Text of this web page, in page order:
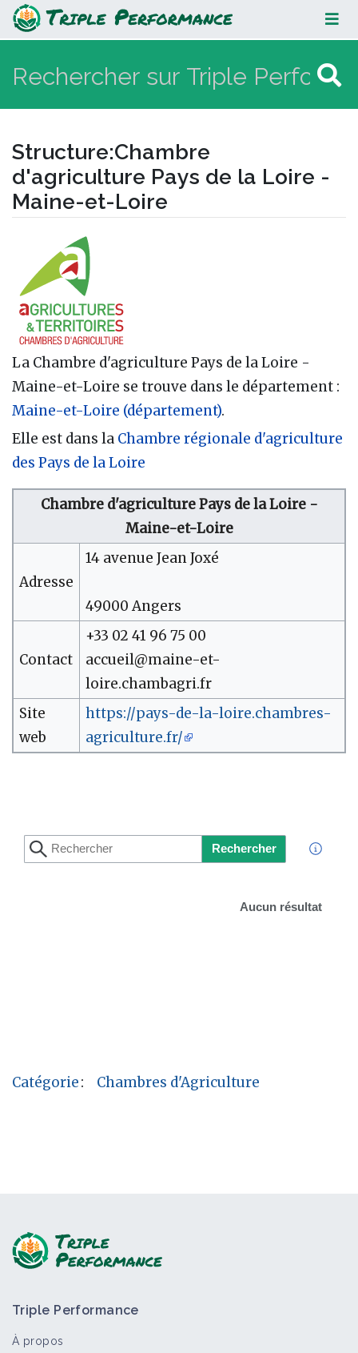
Chambre d'agriculture Pays de la
Loire - Maine-et-Loire
Structure:Chambre
d'agriculture Pays de la Loire -
Maine-et-Loire
navigation
La Chambre d'agriculture Pays de la Loire -
Maine-et-Loire se trouve dans le département :
Maine-et-Loire (département).
Elle est dans la Chambre régionale d'agriculture
des Pays de la Loire
Chambre d'agriculture Pays de la Loire -
Maine-et-Loire
Adresse
14 avenue Jean Joxé
49000 Angers
Contact
+33 02 41 96 75 00
accueil@maine-et-
loire.chambagri.fr
Site
web
https://pays-de-la-loire.chambres-
agriculture.fr/
Rechercher
Aucun résultat
Catégorie: Chambres d'Agriculture
Triple Performance
À propos